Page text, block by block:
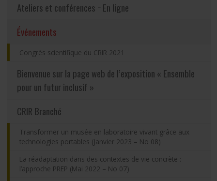
Partageons nos savoirs
Éthique
Ateliers et conférences − En ligne
Événements
Congrès scientifique du CRIR 2021
Bienvenue sur la page web de l’exposition « Ensemble
pour un futur inclusif »
CRIR Branché
Transformer un musée en laboratoire vivant grâce aux
technologies portables (Janvier 2023 – No 08)
La réadaptation dans des contextes de vie concrète :
l’approche PREP (Mai 2022 – No 07)